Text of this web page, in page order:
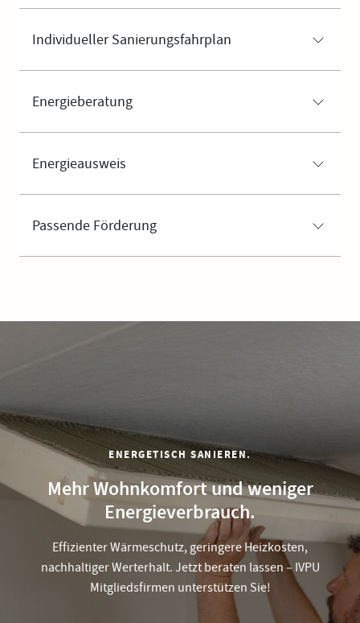
Individueller Sanierungsfahrplan
Energieberatung
Energieausweis
Passende Förderung
ENERGETISCH SANIEREN.
Mehr Wohnkomfort und weniger
Energieverbrauch.
Effizienter Wärmeschutz, geringere Heizkosten,
nachhaltiger Werterhalt. Jetzt beraten lassen – IVPU
Mitgliedsfirmen unterstützen Sie!